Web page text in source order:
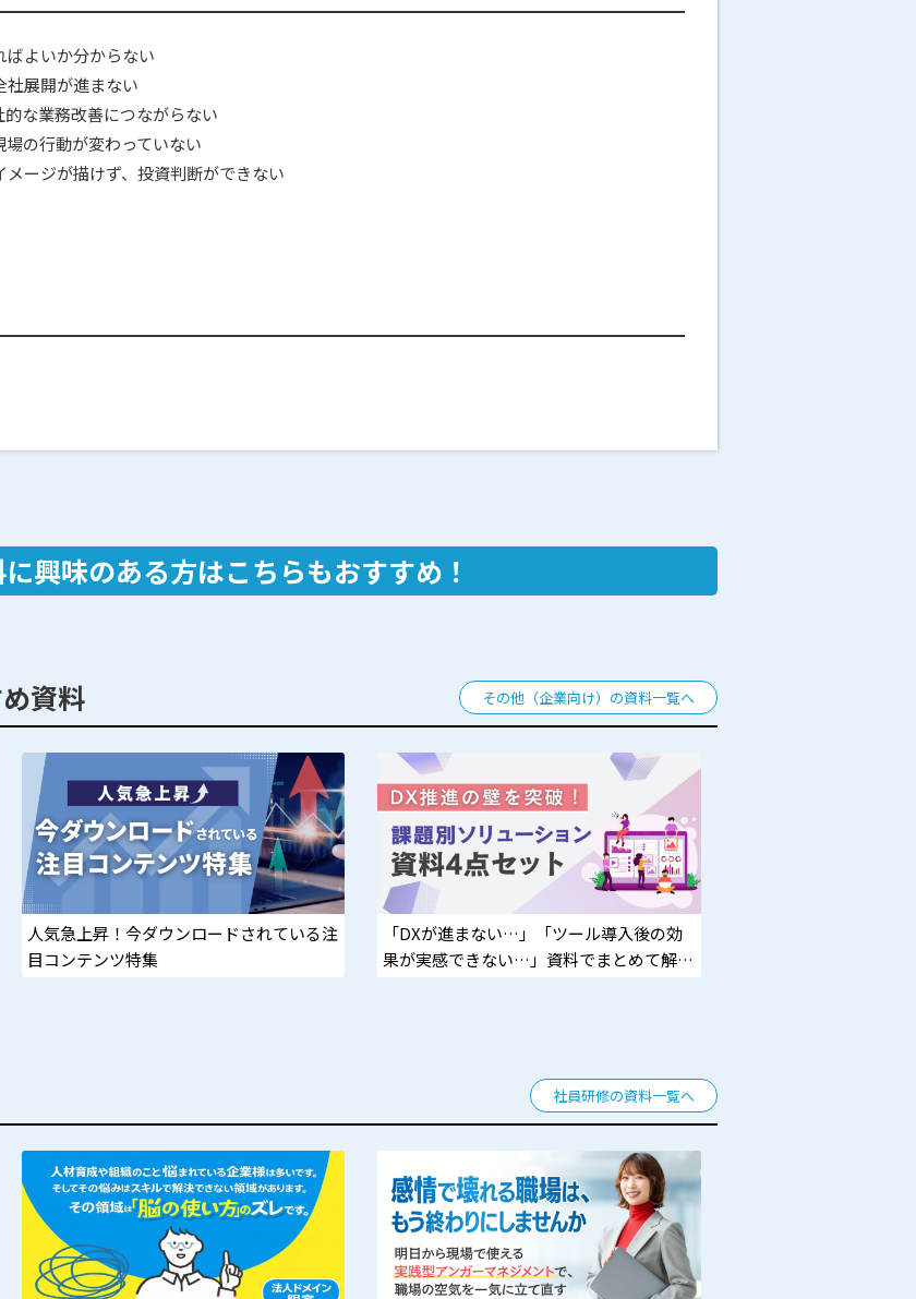
よいか分からない
展開が進まない
な業務改善につながらない
の行動が変わっていない
ージが描けず、投資判断ができない
興味のある方はこちらもおすすめ！
資料 その他（企業向け）の資料一覧へ
人気急上昇！今ダウンロードされている注
目コンテンツ特集
「DXが進まない…」「ツール導入後の効
果が実感できない…」資料でまとめて解
社員研修の資料一覧へ